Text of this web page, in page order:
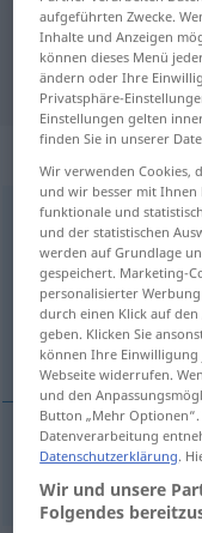
Übersetzung
fragmentarisch
Übersicht aller
(Für mehr Details die
fragmentaryczny
fragmentaryczny
aufgeführten Zwecke.
Inhalte und Anzeigen
können dieses Menü
ändern oder Ihre
Privatsphäre-
Einstellungen gelten
finden Sie in unserer
Wir verwenden Cookies,
und wir besser mit
funktionale und
und der statistischen
werden auf Grundlage
gespeichert. Marketing-
personalisierter
durch einen Klick auf
geben. Klicken Sie
können Ihre
Webseite widerrufen.
und den
Button „Mehr
Datenverarbeitung
Datenschutzerklärung.
Wir und unsere
Folgendes